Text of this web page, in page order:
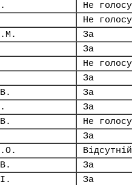
Не
Не
За
За
Не
За
За
За
Не
За
Відсутній
За
За